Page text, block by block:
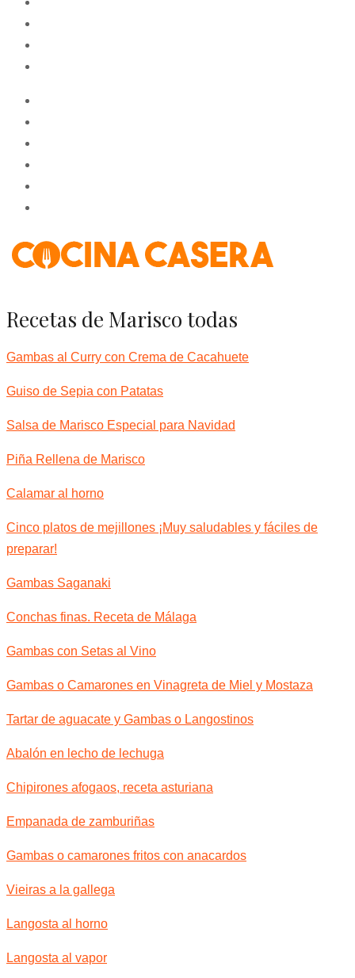
Recetas de Marisco todas
Gambas al Curry con Crema de Cacahuete
Guiso de Sepia con Patatas
Salsa de Marisco Especial para Navidad
Piña Rellena de Marisco
Calamar al horno
Cinco platos de mejillones ¡Muy saludables y fáciles de
preparar!
Gambas Saganaki
Conchas finas. Receta de Málaga
Gambas con Setas al Vino
Gambas o Camarones en Vinagreta de Miel y Mostaza
Tartar de aguacate y Gambas o Langostinos
Abalón en lecho de lechuga
Chipirones afogaos, receta asturiana
Empanada de zamburiñas
Gambas o camarones fritos con anacardos
Vieiras a la gallega
Langosta al horno
Langosta al vapor